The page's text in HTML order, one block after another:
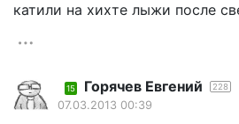
катили на хихте лыжи после
15 Горячев Евгений 228
07.03.2013 00:39